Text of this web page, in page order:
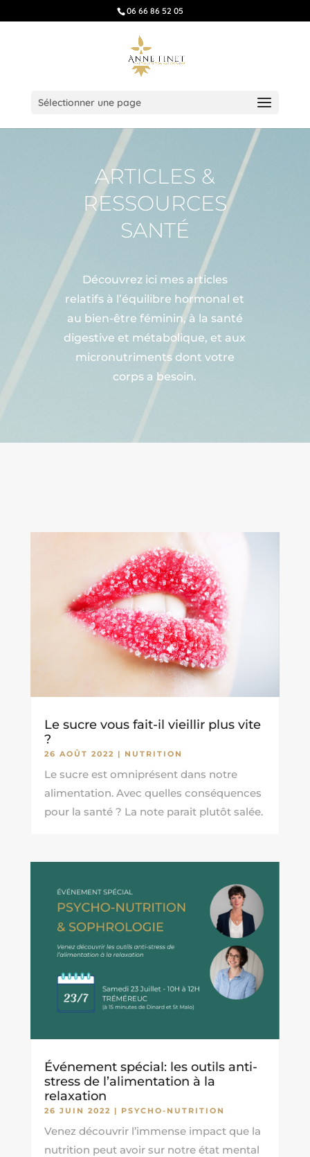
06 66 86 52 05
Sélectionner une page
ARTICLES &
RESSOURCES
SANTÉ
Découvrez ici mes articles
relatifs à l’équilibre hormonal et
au bien-être féminin, à la santé
digestive et métabolique, et aux
micronutriments dont votre
corps a besoin.
Le sucre vous fait-il vieillir plus vite
?
26 AOÛT 2022 | NUTRITION
Le sucre est omniprésent dans notre
alimentation. Avec quelles conséquences
pour la santé ? La note parait plutôt salée.
Événement spécial: les outils anti-
stress de l’alimentation à la
relaxation
26 JUIN 2022 | PSYCHO-NUTRITION
Venez découvrir l’immense impact que la
nutrition peut avoir sur notre état mental